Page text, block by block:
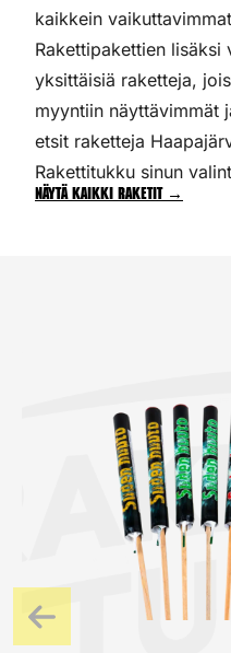
kaikkein
Rakettipakettien lisäksi
yksittäisiä raketteja,
myyntiin näyttävimmät
etsit raketteja
Rakettitukku sinun
Näytä kaikki raketit →